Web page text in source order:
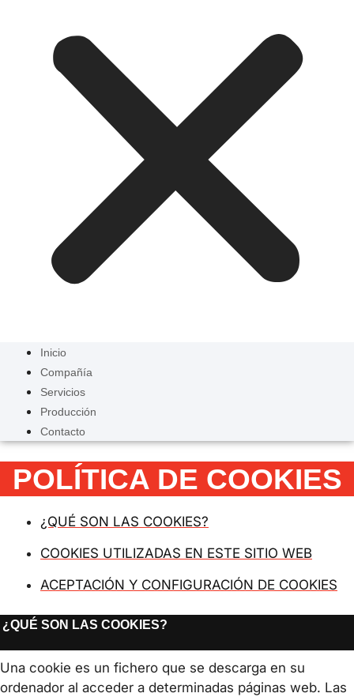
Inicio
Compañía
Servicios
Producción
Contacto
POLÍTICA DE COOKIES
¿QUÉ SON LAS COOKIES?
COOKIES UTILIZADAS EN ESTE SITIO WEB
ACEPTACIÓN Y CONFIGURACIÓN DE COOKIES
¿QUÉ SON LAS COOKIES?
Una cookie es un fichero que se descarga en su
ordenador al acceder a determinadas páginas web. Las